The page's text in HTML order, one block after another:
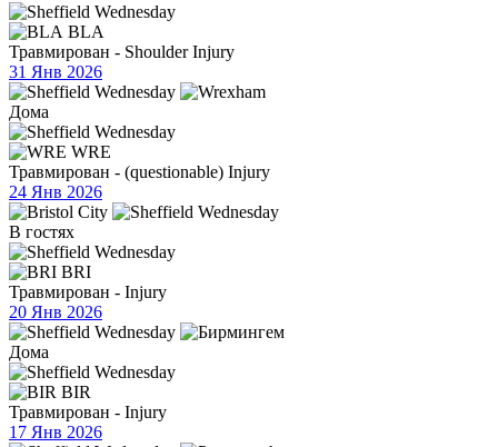
BLA
Травмирован - Shoulder Injury
31 Янв 2026
Дома
WRE
Травмирован - (questionable) Injury
24 Янв 2026
В гостях
BRI
Травмирован - Injury
20 Янв 2026
Дома
BIR
Травмирован - Injury
17 Янв 2026